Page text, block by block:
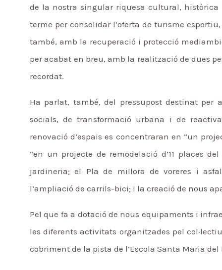
de la nostra singular riquesa cultural,
terme per consolidar l’oferta de turisme
també, amb la recuperació i protecció
per acabat en breu, amb la realització de dues
recordat.
Ha parlat, també, del pressupost destinat per
socials, de transformació urbana i de
renovació d’espais es concentraran en “un
“en un projecte de remodelació d’11 places
jardineria; el Pla de millora de voreres i
l’ampliació de carrils-bici; i la creació de nous
Pel que fa a dotació de nous equipaments i
les diferents activitats organitzades pel
cobriment de la pista de l’Escola Santa Maria del